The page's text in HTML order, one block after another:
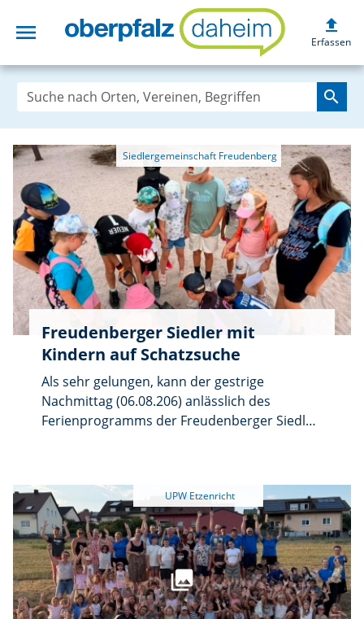
menu upload
Erfassen
search
Siedlergemeinschaft Freudenberg
Freudenberger Siedler mit
Kindern auf Schatzsuche
Als sehr gelungen, kann der gestrige
Nachmittag (06.08.206) anlässlich des
Ferienprogramms der Freudenberger Siedler
UPW Etzenricht